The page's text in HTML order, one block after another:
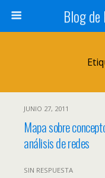
Blog de
JUNIO 27, 2011
Mapa sobre
análisis de redes
SIN RESPUESTA